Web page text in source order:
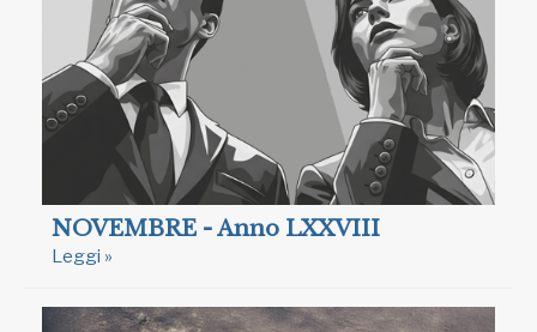
NOVEMBRE - Anno LXXVIII
Leggi »